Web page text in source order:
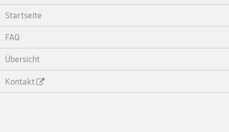
Startseite
FAQ
Übersicht
Kontakt